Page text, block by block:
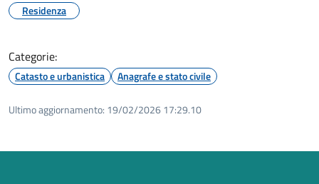
Residenza
Categorie:
Catasto e urbanistica Anagrafe e stato civile
Ultimo aggiornamento: 19/02/2026 17:29.10